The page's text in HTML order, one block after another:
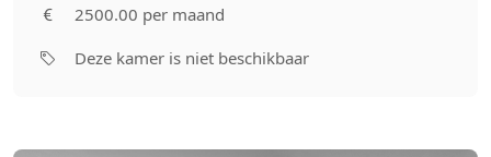
2500.00 per maand
Deze kamer is niet beschikbaar